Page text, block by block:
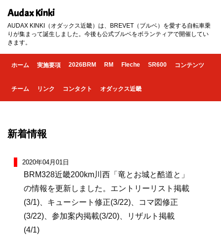
Audax Kinki
AUDAX KINKI（オダックス近畿）は、BREVET（ブルベ）を愛する自転車乗
りが集まって誕生しました。今後も公式ブルベをボランティアで開催してい
きます。
ホーム 実施要項 2026BRM RM Fleche SR600 コンテンツ
チーム リンク コンタクト オダックス近畿
新着情報
2020年04月01日
BRM328近畿200km川西「竜とお城と酷道と」
の情報を更新しました。エントリーリスト掲載
(3/1)、キューシート修正(3/22)、コマ図修正
(3/22)、参加案内掲載(3/20)、リザルト掲載
(4/1)